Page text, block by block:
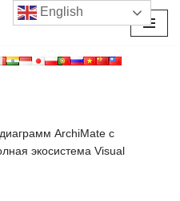
ArchiMate с
экосистема Visual
English